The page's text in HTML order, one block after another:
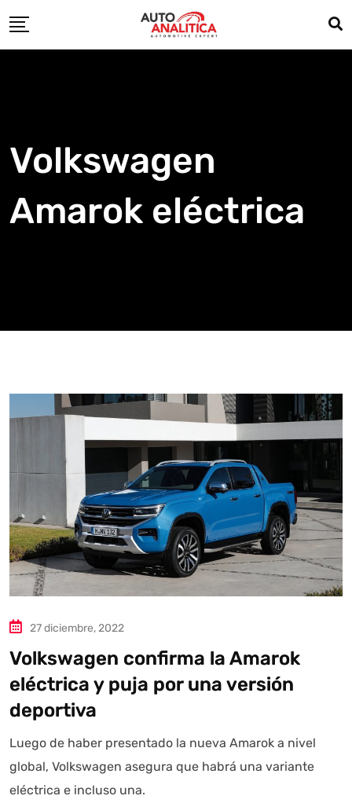
to
Volkswagen
Amarok eléctrica
27 diciembre, 2022
Volkswagen confirma la Amarok
eléctrica y puja por una versión
deportiva
Luego de haber presentado la nueva Amarok a nivel
global, Volkswagen asegura que habrá una variante
eléctrica e incluso una.
Estoy aquí para encontrar lo que necesitas. ¿Qué estás
buscando? "Este asistente con IA (OpenAI) ofrece
información referencial que puede contener errores.
Asistente con IA en desarrollo. Autoanalítica optimiza
diariamente su exactitud."